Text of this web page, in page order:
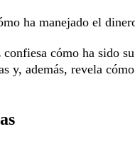
ha manejado el
cómo ha sido
y, además, revela